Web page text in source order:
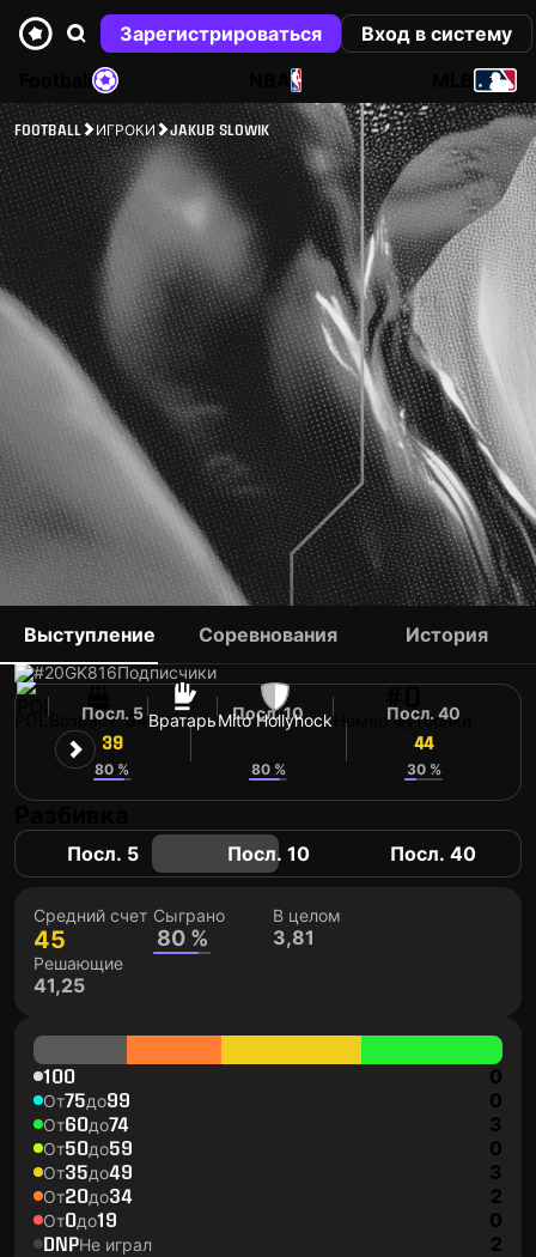
Зарегистрироваться
Вход в систему
NBA
FOOTBALL ИГРОКИ JAKUB SLOWIK
JAKUB SLOWIK
#20GK816Подписчики
Возраст: 34 ВратарьMito Hollyhock Номер футболки
Выступление Соревнования История
Посл. 5
39
80 %
Посл. 10
80 %
Посл. 40
44
30 %
Посл. 5 Посл. 10 Посл. 40
Средний счет
45
Сыграно
80 %
В целом
3,81
Решающие
41,25
100 0
От75до99 0
От60до74 3
От50до59 0
От35до49 3
От20до34 2
От0до19 0
DNPНе играл 2